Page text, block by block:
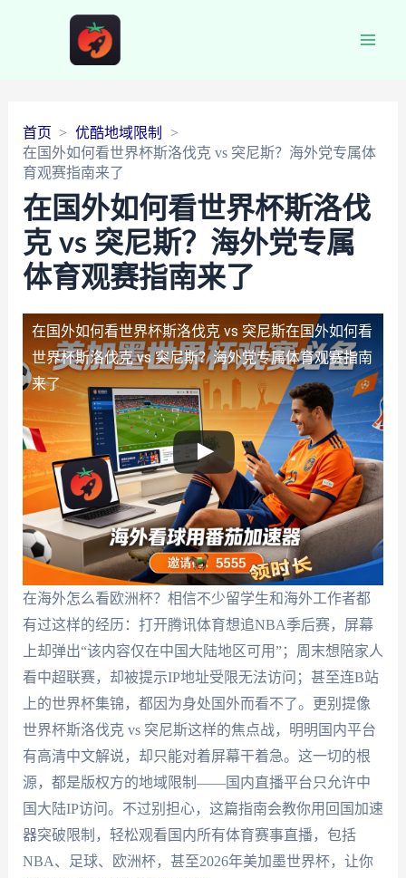
首页
优酷地域限制
在国外如何看世界杯斯洛伐克 vs 突尼斯？海外党专属体
育观赛指南来了
在国外如何看世界杯斯洛伐
克 vs 突尼斯？海外党专属
体育观赛指南来了
在国外如何看世界杯斯洛伐克 vs 突尼斯在国外如何看
世界杯斯洛伐克 vs 突尼斯？海外党专属体育观赛指南
来了
在海外怎么看欧洲杯？相信不少留学生和海外工作者都
有过这样的经历：打开腾讯体育想追NBA季后赛，屏幕
上却弹出“该内容仅在中国大陆地区可用”；周末想陪家人
看中超联赛，却被提示IP地址受限无法访问；甚至连B站
上的世界杯集锦，都因为身处国外而看不了。更别提像
世界杯斯洛伐克 vs 突尼斯这样的焦点战，明明国内平台
有高清中文解说，却只能对着屏幕干着急。这一切的根
源，都是版权方的地域限制——国内直播平台只允许中
国大陆IP访问。不过别担心，这篇指南会教你用回国加速
器突破限制，轻松观看国内所有体育赛事直播，包括
NBA、足球、欧洲杯，甚至2026年美加墨世界杯，让你